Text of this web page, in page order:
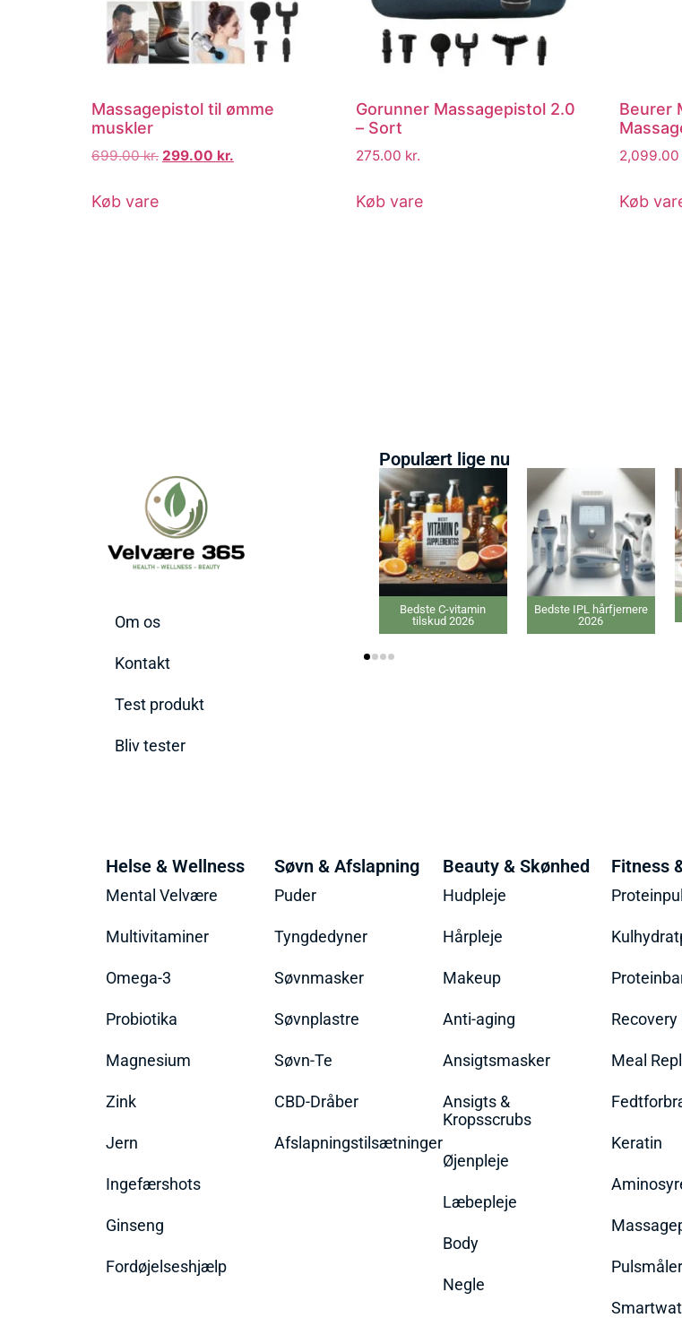
Massagepistol til ømme
muskler
699.00kr. 299.00 kr.
Køb vare
Gorunner Massagepistol 2.0
– Sort
275.00 kr.
Køb vare
Beurer
2,099.00
Køb
Om os
Kontakt
Test produkt
Bliv tester
Populært lige nu
Bedste IPL hårfjernere
Bedste
Helse & Wellness
Mental Velvære
Multivitaminer
Omega-3
Probiotika
Magnesium
Zink
Jern
Ingefærshots
Ginseng
Fordøjelseshjælp
Søvn & Afslapning
Puder
Tyngdedyner
Søvnmasker
Søvnplastre
Søvn-Te
CBD-Dråber
Afslapningstilsætninger
Beauty & Skønhed
Hudpleje
Hårpleje
Makeup
Anti-aging
Ansigtsmasker
Ansigts &
Kropsscrubs
Øjenpleje
Læbepleje
Body
Negle
Fitness
Recovery
Meal
Keratin
Pulsmåler